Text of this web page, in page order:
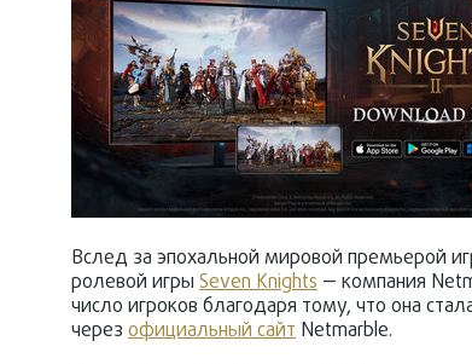
Вслед за эпохальной мировой премьерой
ролевой игры Seven Knights — компания
число игроков благодаря тому, что она
через официальный сайт Netmarble.